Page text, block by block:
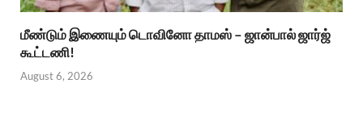
மீண்டும் இணையும் டொவினோ தாமஸ் – ஜான்பால் ஜார்ஜ்
கூட்டணி!
August 6, 2026